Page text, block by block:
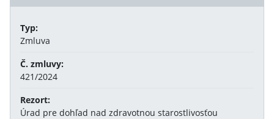
Typ:
Zmluva
Č. zmluvy:
421/2024
Rezort:
Úrad pre dohľad nad zdravotnou starostlivosťou